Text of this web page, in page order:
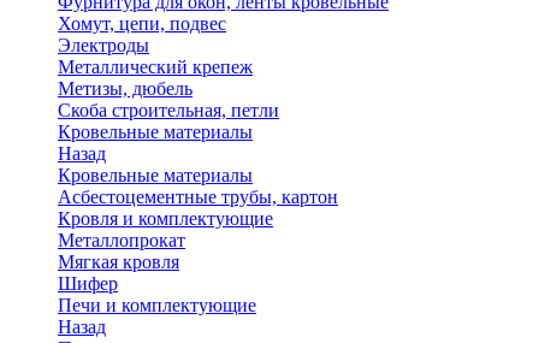
Хомут, цепи, подвес
Электроды
Металлический крепеж
Метизы, дюбель
Скоба строительная, петли
Кровельные материалы
Назад
Кровельные материалы
Асбестоцементные трубы, картон
Кровля и комплектующие
Металлопрокат
Мягкая кровля
Шифер
Печи и комплектующие
Назад